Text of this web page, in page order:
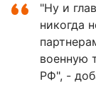
"Ну и
никогда
военную
РФ", -